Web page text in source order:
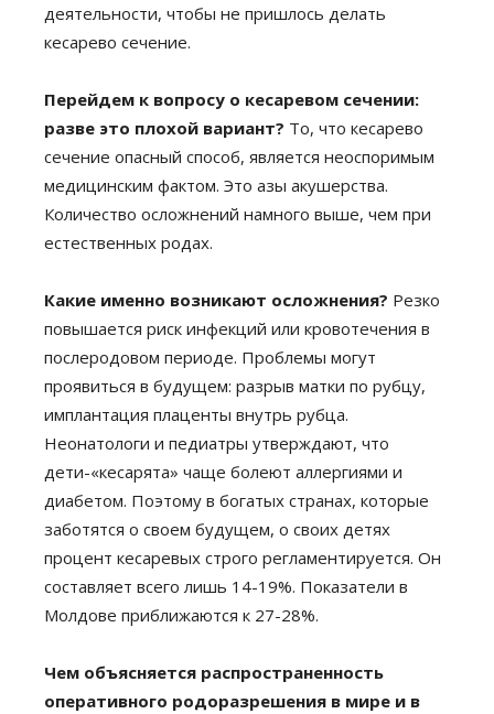
деятельности, чтобы не пришлось делать
кесарево сечение.
Перейдем к вопросу о кесаревом сечении:
разве это плохой вариант? То, что кесарево
сечение опасный способ, является неоспоримым
медицинским фактом. Это азы акушерства.
Количество осложнений намного выше, чем при
естественных родах.
Какие именно возникают осложнения? Резко
повышается риск инфекций или кровотечения в
послеродовом периоде. Проблемы могут
проявиться в будущем: разрыв матки по рубцу,
имплантация плаценты внутрь рубца.
Неонатологи и педиатры утверждают, что
дети-«кесарята» чаще болеют аллергиями и
диабетом. Поэтому в богатых странах, которые
заботятся о своем будущем, о своих детях
процент кесаревых строго регламентируется. Он
составляет всего лишь 14-19%. Показатели в
Молдове приближаются к 27-28%.
Чем объясняется распространенность
оперативного родоразрешения в мире и в